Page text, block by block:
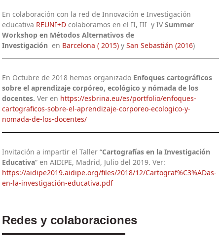
En colaboración con la red de Innovación e Investigación
educativa REUNI+D colaboramos en el II, III y IVSummer
Workshop en Métodos Alternativos de
Investigación en Barcelona ( 2015) ySan Sebastián (2016)
En Octubre de 2018 hemos organizado Enfoques cartográficos
sobre el aprendizaje corpóreo, ecológico y nómada de los
docentes.Ver en https://esbrina.eu/es/portfolio/enfoques-
cartograficos-sobre-el-aprendizaje-corporeo-ecologico-y-
nomada-de-los-docentes/
Invitación a impartir el Taller “Cartografías en la Investigación
Educativa” en AIDIPE, Madrid, Julio del 2019. Ver:
https://aidipe2019.aidipe.org/files/2018/12/Cartograf%C3%ADas-
en-la-investigación-educativa.pdf
Redes y colaboraciones